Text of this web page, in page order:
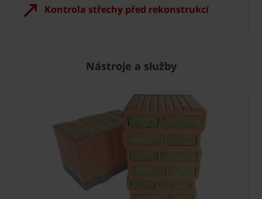
Kontrola střechy před rekonstrukcí
Nástroje a služby